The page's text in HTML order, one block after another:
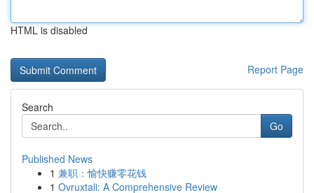
HTML is disabled
Report Page
Search
Go
Published News
1 兼职：愉快赚零花钱
1 Ovruxtali: A Comprehensive Review